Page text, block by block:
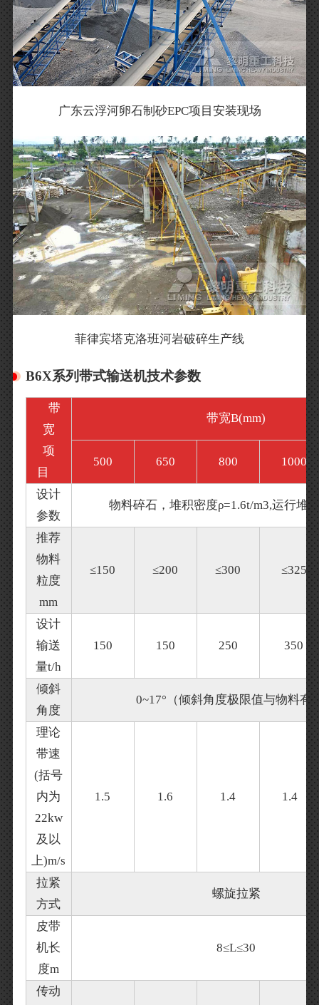
广东云浮河卵石制砂EPC项目安装现场
菲律宾塔克洛班河岩破碎生产线
B6X系列带式输送机技术参数
带
宽
项
目
带宽B(mm)
500 650 800 1000
设计
参数
物料碎石，堆积密度ρ=1.6t/m3,运行堆
推荐
物料
粒度
mm
≤150 ≤200 ≤300 ≤325
设计
输送
量t/h
150 150 250 350
倾斜
角度
0~17°（倾斜角度极限值与物料有
理论
带速
(括号
内为
22kw
及以
上)m/s
1.5 1.6 1.4 1.4
拉紧
方式
螺旋拉紧
皮带
机长
度m
8≤L≤30
传动